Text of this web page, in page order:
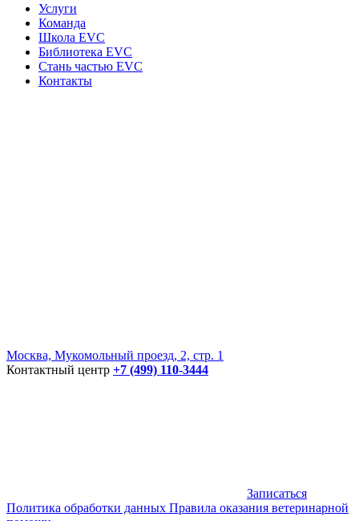
Услуги
Команда
Школа EVC
Библиотека EVC
Стань частью EVC
Контакты
Москва, Мукомольный проезд, 2, стр. 1
Контактный центр +7 (499) 110-3444
Записаться
Политика обработки данных Правила оказания ветеринарной